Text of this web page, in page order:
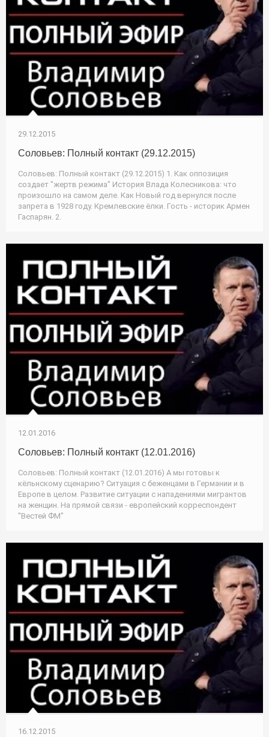
29.12.2015
Соловьев: Полный контакт (29.12.2015)
Соловьев: Полный контакт (29.12.2015) 1. Как оппозиция
создает "жертв режима" История Влада Колесникова: что
произошло на самом деле. Как Новый год вернулся после
запрета в 1928 году. Кремлевские ёлки. Гость - историк Армен
Гаспарян. 2.
12.01.2016
Соловьев: Полный контакт (12.01.2016)
Соловьев: Полный контакт (12.01.2016) А мы готовы к
кёльнскому сценарию? Ситуация с беженцами в Германии и в
Европе в целом. Развитие ситуации с нападениями мигрантов
на женщин. На прямой связи - европейский корреспондент
"Вестей ФМ"
16.12.2015